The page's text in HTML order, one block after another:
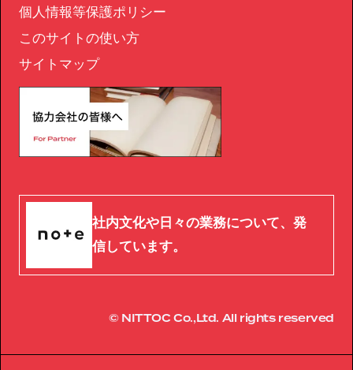
個人情報等保護ポリシー
このサイトの使い方
サイトマップ
社内文化や日々の業務について、発
信しています。
© NITTOC Co.,Ltd. All rights reserved